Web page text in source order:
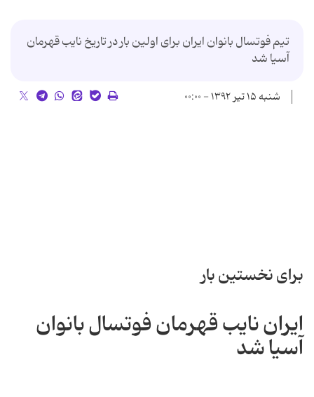
تیم فوتسال بانوان ایران برای اولین بار در تاریخ نایب قهرمان
آسیا شد
شنبه ۱۵ تیر ۱۳۹۲ - ۰۰:۰۰
برای نخستین بار
ایران نایب قهرمان فوتسال بانوان
آسیا شد